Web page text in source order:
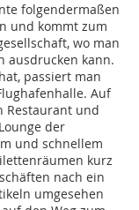
folgendermaßen
und kommt zum
wo man
ausdrucken kann.
passiert man
Auf
Restaurant und
der
und schnellem
kurz
nach ein
umgesehen